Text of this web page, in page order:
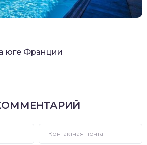
юге Франции